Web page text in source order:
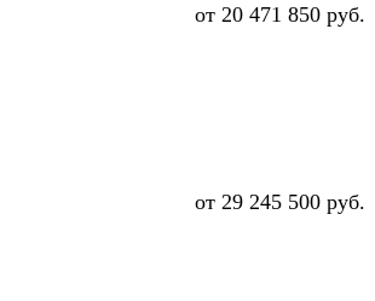
от 20 471 850 руб.
от 29 245 500 руб.